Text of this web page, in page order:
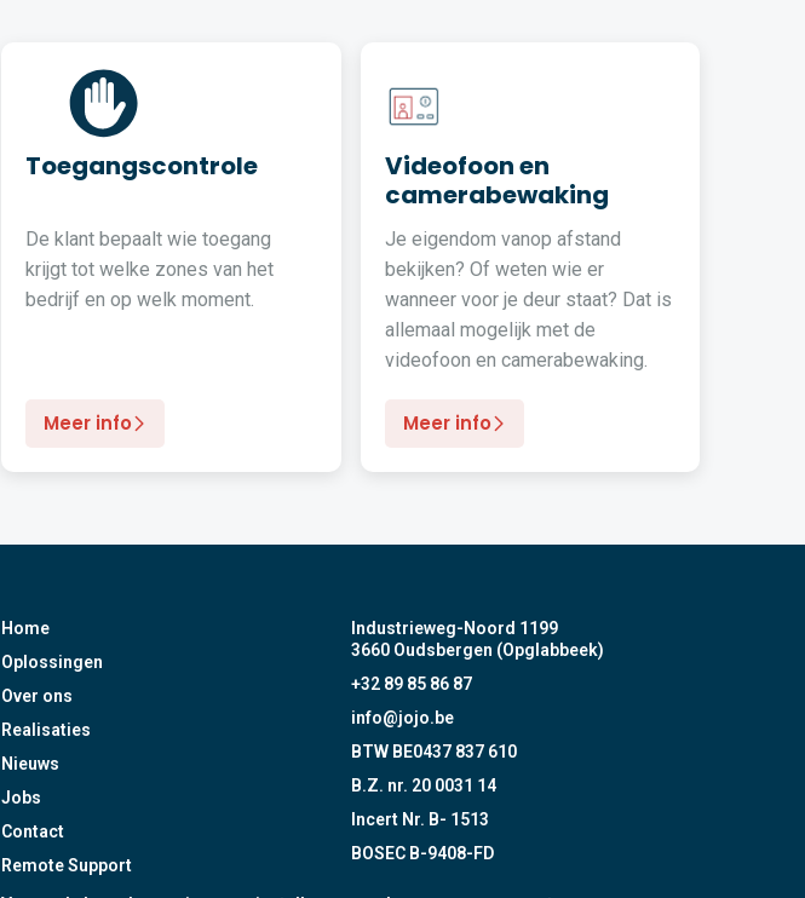
Toegangscontrole
De klant bepaalt wie toegang
krijgt tot welke zones van het
bedrijf en op welk moment.
Meer info
Videofoon en
camerabewaking
Je eigendom vanop afstand
bekijken? Of weten wie er
wanneer voor je deur staat? Dat is
allemaal mogelijk met de
videofoon en camerabewaking.
Meer info
Home
Oplossingen
Over ons
Realisaties
Nieuws
Jobs
Contact
Remote Support
Industrieweg-Noord 1199
3660 Oudsbergen (Opglabbeek)
+32 89 85 86 87
info@jojo.be
BTW BE0437 837 610
B.Z. nr. 20 0031 14
Incert Nr. B- 1513
BOSEC B-9408-FD